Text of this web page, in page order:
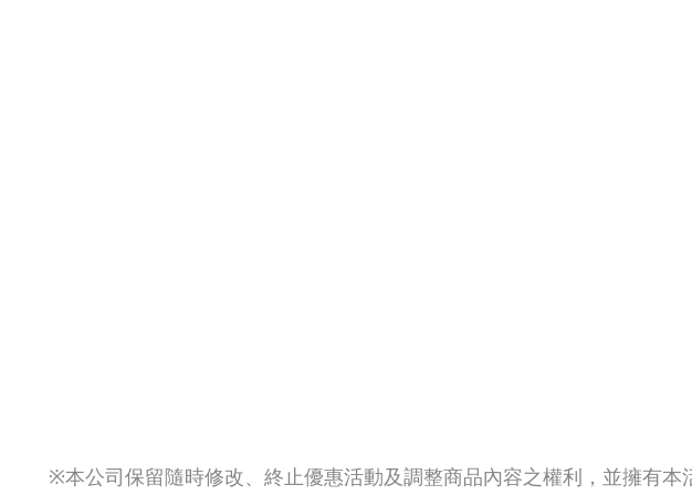
※本公司保留隨時修改、終止優惠活動及調整商品內容之權利，並擁有本